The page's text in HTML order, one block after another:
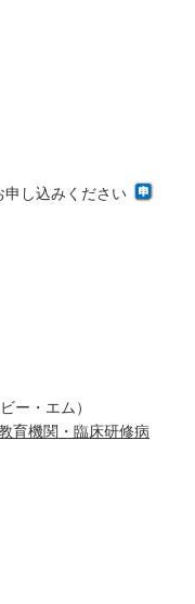
申し込みください
ー・エム）
育機関・臨床研修病